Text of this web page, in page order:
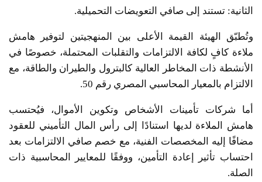
الثانية: تستند إلى صافي التعويضات التحميلية.
وتُطبّق الهيئة القيمة الأعلى بين المنهجيتين لتوفير هامش
ملاءة كافٍ لكافة الالتزامات والتقلبات المحتملة، خصوصًا في
الأنشطة ذات المخاطر العالية كالبترول والطيران والطاقة، مع
الالتزام بالمعيار المحاسبي المصري رقم 50.
أما شركات تأمينات الأشخاص وتكوين الأموال، فيُحتسب
هامش الملاءة لديها استنادًا إلى رأس المال التأميني للعقود
مضافًا إليه المخصصات الفنية، مع خصم صافي الالتزامات بعد
احتساب تأثير إعادة التأمين، ووفقًا للمعايير المحاسبية ذات
الصلة.